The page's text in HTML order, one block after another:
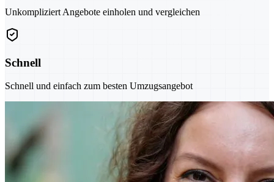
Unkompliziert Angebote einholen und vergleichen
Schnell
Schnell und einfach zum besten Umzugsangebot